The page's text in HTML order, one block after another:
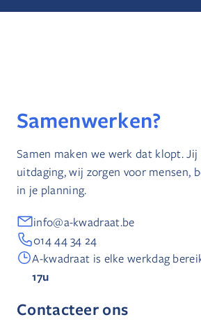
Samenwerken?
Samen maken we werk dat klopt.
uitdaging, wij zorgen voor mensen,
in je planning.
info@a-kwadraat.be
014 44 34 24
A-kwadraat is elke werkdag
17u
Contacteer ons